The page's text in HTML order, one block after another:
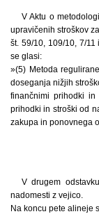
V Aktu o
upravičenih stroškov
št. 59/10, 109/10, 7/
se glasi:
»(5) Metoda
doseganja nižjih
finančnimi prihodki
prihodki in stroški od
zakupa in ponovnega
V drugem
nadomesti z vejico.
Na koncu pete alineje